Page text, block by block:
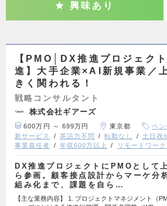
興味あり
【PMO│DX推進プロジェク
進】大手企業×AI新規事業／
きく関われる！
戦略コンサルタント
株式会社ギアーズ
600万円 ～ 699万円 東京都 ベン
新サービス
英語力不問 転勤なし 土日祝
事業責任者
年収600万以上 リモートワー
DX推進プロジェクトにPMOとして
ら参画。顧客接点設計からマーケ分
組み化まで、課題を自ら…
【主な業務内容】 1. プロジェクトマネジメント（